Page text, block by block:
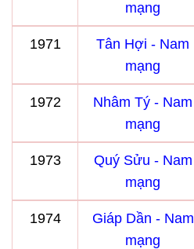
mạng
1971
Tân Hợi - Nam
mạng
1972
Nhâm Tý - Nam
mạng
1973
Quý Sửu - Nam
mạng
1974
Giáp Dần - Nam
mạng